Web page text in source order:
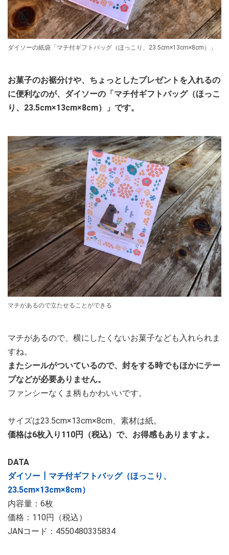
ダイソーの紙袋「マチ付ギフトバッグ（ほっこり、23.5cm×13cm×8cm）」
お菓子のお裾分けや、ちょっとしたプレゼントを入れるの
に便利なのが、ダイソーの「マチ付ギフトバッグ（ほっこ
り、23.5cm×13cm×8cm）」です。
マチがあるので立たせることができる
マチがあるので、横にしたくないお菓子なども入れられま
すね。
またシールがついているので、封をする時でもほかにテー
プなどが必要ありません。
ファンシーなくま柄もかわいいです。
サイズは23.5cm×13cm×8cm、素材は紙。
価格は6枚入り110円（税込）で、お得感もありますよ。
DATA
ダイソー┃マチ付ギフトバッグ（ほっこり、
23.5cm×13cm×8cm）
内容量：6枚
価格：110円（税込）
JANコード：4550480335834